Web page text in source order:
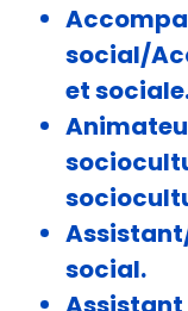
social/
et
social.
votre
lorsque vous
visitez notre
augmentez les
chances de
contenu et
des offres